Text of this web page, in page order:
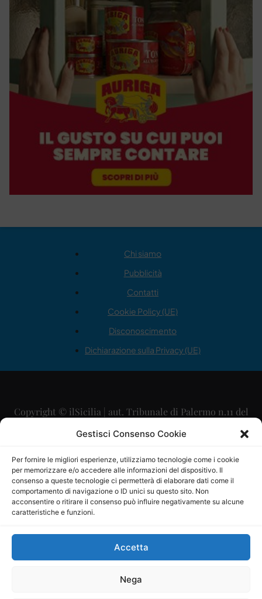
Gestisci Consenso Cookie
Per fornire le migliori esperienze, utilizziamo tecnologie come i cookie
per memorizzare e/o accedere alle informazioni del dispositivo. Il
consenso a queste tecnologie ci permetterà di elaborare dati come il
comportamento di navigazione o ID unici su questo sito. Non
acconsentire o ritirare il consenso può influire negativamente su alcune
caratteristiche e funzioni.
Accetta
Nega
Chi siamo
Pubblicità
Contatti
Cookie Policy (UE)
Disconoscimento
Dichiarazione sulla Privacy (UE)
Copyright © ilSicilia | aut. Tribunale di Palermo n.11 del
29/09/2015
Direttore Editoriale: Maurizio Scaglione
Direttore Responsabile: Maria Calabrese
P.IVA: 06334930820
Mercurio Comunicazione Società Cooperativa a r.l. è
iscritta al Registro degli Operatori di Comunicazione al